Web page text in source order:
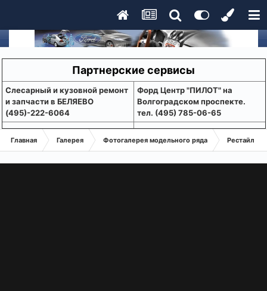
Партнерские сервисы
Слесарный и кузовной ремонт
и запчасти в БЕЛЯЕВО
(495)-222-6064
Форд Центр "ПИЛОТ" на
Волгоградском проспекте.
тел. (495) 785-06-65
Главная Галерея Фотогалерея модельного ряда